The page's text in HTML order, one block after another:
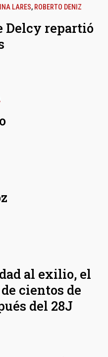
LARES, ROBERTO DENIZ
Delcy repartió
al exilio, el
cientos de
del 28J